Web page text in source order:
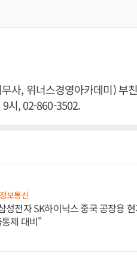
사, 위너스경영아카데미) 부
시, 02-860-3502.
보통신
성전자 SK하이닉스 중국 공장용
제 대비"